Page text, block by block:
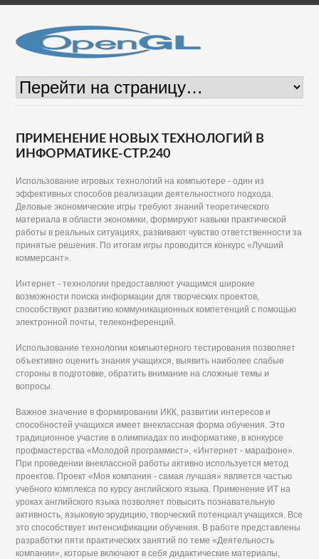
ПРИМЕНЕНИЕ НОВЫХ ТЕХНОЛОГИЙ В
ИНФОРМАТИКЕ-СТР.240
Использование игровых технологий на компьютере - один из
эффективных способов реализации деятельностного подхода.
Деловые экономические игры требуют знаний теоретического
материала в области экономики, формируют навыки практической
работы в реальных ситуациях, развивают чувство ответственности за
принятые решения. По итогам игры проводится конкурс «Лучший
коммерсант».
Интернет - технологии предоставляют учащимся широкие
возможности поиска информации для творческих проектов,
способствуют развитию коммуникационных компетенций с помощью
электронной почты, телеконференций.
Использование технологии компьютерного тестирования позволяет
объективно оценить знания учащихся, выявить наиболее слабые
стороны в подготовке, обратить внимание на сложные темы и
вопросы.
Важное значение в формировании ИКК, развитии интересов и
способностей учащихся имеет внеклассная форма обучения. Это
традиционное участие в олимпиадах по информатике, в конкурсе
профмастерства «Молодой программист», «Интернет - марафоне».
При проведении внеклассной работы активно используется метод
проектов. Проект «Моя компания - самая лучшая» является частью
учебного комплекса по курсу английского языка. Применение ИТ на
уроках английского языка позволяет повысить познавательную
активность, языковую эрудицию, творческий потенциал учащихся. Все
это способствует интенсификации обучения. В работе представлены
разработки пяти практических занятий по теме «Деятельность
компании», которые включают в себя дидактические материалы,